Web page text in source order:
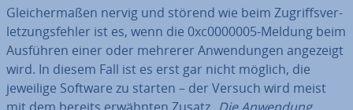
Glei­cher­ma­ßen nervig und störend wie beim Zu­griffs­ver­
let­zungs­feh­ler ist es, wenn die 0xc0000005-Meldung beim
Ausführen einer oder mehrerer An­wen­dun­gen angezeigt
wird. In diesem Fall ist es erst gar nicht möglich, die
jeweilige Software zu starten – der Versuch wird meist